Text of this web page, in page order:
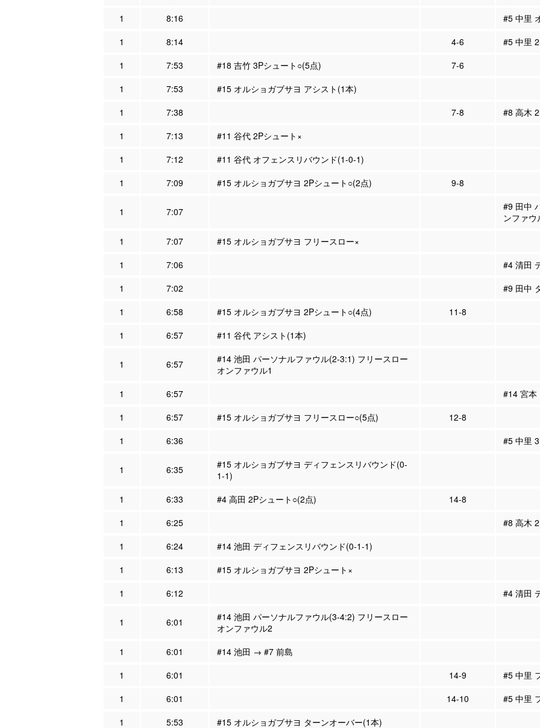
1
8:16
#5 中里
1
8:14 4-6
#5 中里
1
7:53 #18 吉竹 3Pシュート○(5点)
7-6
1
7:53
#15 オルショガブサヨ アシスト(1本)
1
7:38 7-8
#8 高木
1
7:13
#11 谷代 2Pシュート×
1
7:12
#11 谷代 オフェンスリバウンド(1-0-1)
1
7:09 #15 オルショガブサヨ 2Pシュート○(2点) 9-8
1 7:07
#9 田中
ンファウ
1
7:07
#15 オルショガブサヨ フリースロー×
1
7:06
#4 清田
1
7:02
#9 田中
1
6:58 #15 オルショガブサヨ 2Pシュート○(4点)
11-8
1
6:57 #11 谷代 アシスト(1本)
1 6:57
#14 池田 パーソナルファウル(2-3:1) フリースロー
オンファウル1
1
6:57
#14 宮
1
6:57 #15 オルショガブサヨ フリースロー○(5点)
12-8
1
6:36 #5 中里
1 6:35
#15 オルショガブサヨ ディフェンスリバウンド(0-
1-1)
1
6:33 #4 高田 2Pシュート○(2点)
14-8
1
6:25
#8 高木
1
6:24
#14 池田 ディフェンスリバウンド(0-1-1)
1
6:13
#15 オルショガブサヨ 2Pシュート×
1
6:12 #4 清田
1 6:01
#14 池田 パーソナルファウル(3-4:2) フリースロー
オンファウル2
1
6:01
#14 池田 → #7 前島
1
6:01 14-9
#5 中里
1
6:01 14-10
#5 中里
1
5:53 #15 オルショガブサヨ ターンオーバー(1本)